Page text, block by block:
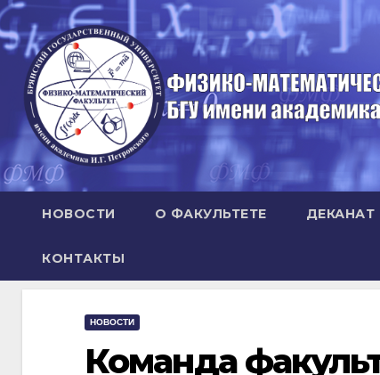
Перейти
к
содержимому
НОВОСТИ О ФАКУЛЬТЕТЕ ДЕКАНАТ
КОНТАКТЫ
НОВОСТИ
Команда